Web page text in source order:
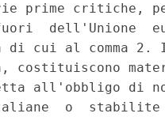
prime critiche,
dell'Unione
di cui al comma 2.
all'obbligo di
o